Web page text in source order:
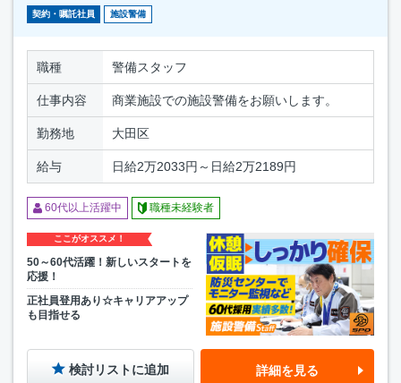
契約・嘱託社員 施設警備
職種 警備スタッフ
仕事内容 商業施設での施設警備をお願いします。
勤務地 大田区
給与 日給2万2033円～日給2万2189円
60代以上活躍中 職種未経験者
ここがオススメ！
50～60代活躍！新しいスタートを
応援！
正社員登用あり☆キャリアアップ
も目指せる
検討リストに追加 詳細を見る